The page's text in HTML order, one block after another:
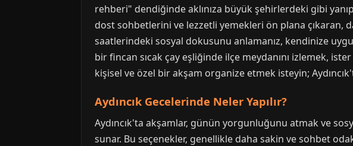
rehberi" dendiğinde aklınıza büyük şehirlerdeki gibi
dost sohbetlerini ve lezzetli yemekleri ön plana çıkaran,
saatlerindeki sosyal dokusunu anlamanız, kendinize
bir fincan sıcak çay eşliğinde ilçe meydanını izlemek,
kişisel ve özel bir akşam organize etmek isteyin;
Aydıncık Gecelerinde Neler Yapılır?
Aydıncık'ta akşamlar, günün yorgunluğunu atmak ve
sunar. Bu seçenekler, genellikle daha sakin ve sohbet